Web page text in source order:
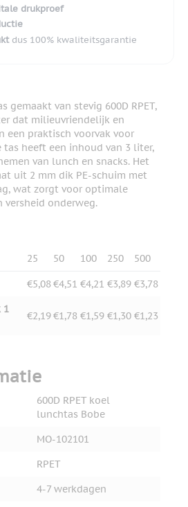
drukproef
dus 100% kwaliteitsgarantie
gemaakt van stevig 600D RPET,
dat milieuvriendelijk en
een praktisch voorvak voor
tas heeft een inhoud van 3 liter,
van lunch en snacks. Het
uit 2 mm dik PE-schuim met
wat zorgt voor optimale
onderweg.
25 50 100 250 500
€5,08 €4,51 €4,21 €3,89 €3,78
1
€2,19€1,78 €1,59 €1,30 €1,23
600D RPET koel
lunchtas Bobe
MO-102101
RPET
4-7 werkdagen